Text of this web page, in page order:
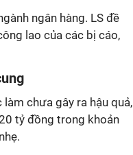
ngân hàng. LS đề
lao của các bị cáo,
chưa gây ra hậu quả,
tỷ đồng trong khoản